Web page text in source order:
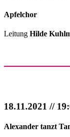
Apfelchor
Leitung Hilde
18.11.2021 //
Alexander tanzt